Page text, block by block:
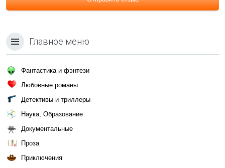
Главное меню
Фантастика и фэнтези
Любовные романы
Детективы и триллеры
Наука, Образование
Документальные
Проза
Приключения